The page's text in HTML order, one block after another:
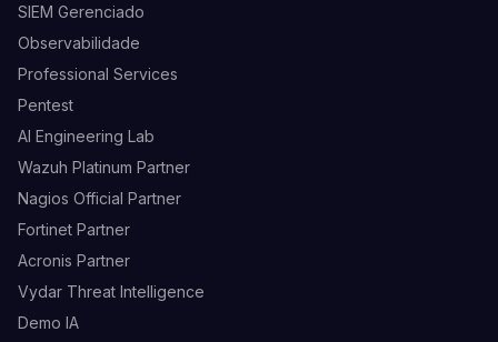
SIEM Gerenciado
Observabilidade
Professional Services
Pentest
AI Engineering Lab
Wazuh Platinum Partner
Nagios Official Partner
Fortinet Partner
Acronis Partner
Vydar Threat Intelligence
Demo IA